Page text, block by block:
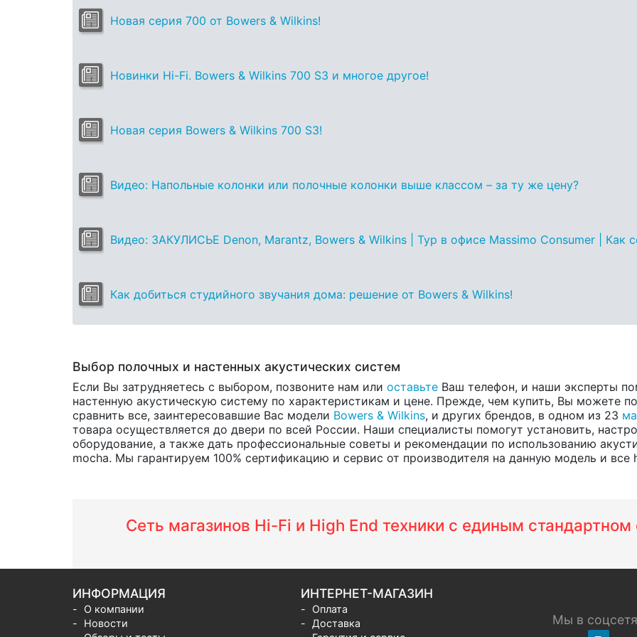
Новая серия 700 от Bowers & Wilkins!
Новинки Hi-Fi. Bowers & Wilkins 700 S3 и многое другое!
Новая серия Bowers & Wilkins 700 S3!
Видео: Напольные колонки или полочные колонки выше классом – за ту же цену?
Видео: ЗАКУЛИСЬЕ Denon, Marantz, Bowers & Wilkins | Тур в офисе Massimo Consumer | Как
Как добиться студийного звучания дома: решение от Bowers & Wilkins!
Выбор полочных и настенных акустических систем
Если Вы затрудняетесь с выбором, позвоните нам или оставьте Ваш телефон, и наши эксперты
настенную акустическую систему по характеристикам и цене. Прежде, чем купить, Вы можете
сравнить все, заинтересовавшие Вас модели Bowers & Wilkins, и других брендов, в одном из 23
товара осуществляется до двери по всей России. Наши специалисты помогут установить,
оборудование, а также дать профессиональные советы и рекомендации по использованию
mocha. Мы гарантируем 100% сертификацию и сервис от производителя на данную модель и все
Сеть магазинов Hi-Fi и High End техники с единым
ИНФОРМАЦИЯ
О компании
Новости
ИНТЕРНЕТ-МАГАЗИН
Оплата
Доставка
Мы в